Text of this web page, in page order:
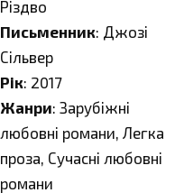
Різдво
Письменник: Джозі
Сільвер
Рік: 2017
Жанри: Зарубіжні
любовні романи, Легка
проза, Сучасні любовні
романи